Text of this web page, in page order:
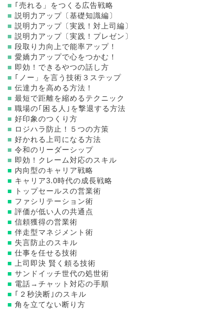
■ ｢売れる」をつくる広告戦略
■ 説明力アップ〔基礎知識編〕
■ 説明力アップ〔実践！対上司編〕
■ 説明力アップ〔実践！プレゼン〕
■ 段取り力向上で能率アップ！
■ 愛嬌力アップで心をつかむ！
■ 即効！できるやつの話し方
■ ｢ノー」を言う技術３ステップ
■ 伝達力を高める方法！
■ 最短で距離を縮めるテクニック
■ 職場の｢困る人｣を撃退する方法
■ 好印象のつくり方
■ ロジハラ防止！５つの方策
■ 好かれる上司になる方法
■ 令和のリーダーシップ
■ 即効！クレーム対応のスキル
■ 内向型のキャリア戦略
■ キャリア3.0時代の成長戦略
■
トップセールスの営業術
■ ファシリテーション術
■ 評価が低い人の共通点
■ 信頼獲得の営業術
■ 伴走型マネジメント術
■ 失言防止のスキル
■ 仕事を任せる技術
■
上司即決 賢く頼る技術
■ サンドイッチ世代の処世術
■ 電話→チャット対応の手順
■ ｢２秒決断｣のスキル
■ 角を立てない断り方